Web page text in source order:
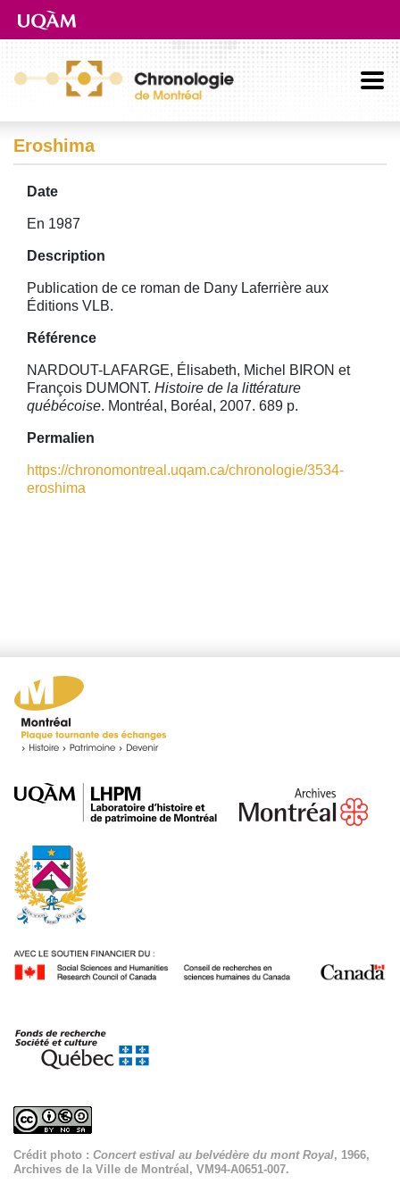
Aller directement au contenu principal
Eroshima
Date
En 1987
Description
Publication de ce roman de Dany Laferrière aux
Éditions VLB.
Référence
NARDOUT-LAFARGE, Élisabeth, Michel BIRON et
François DUMONT. Histoire de la littérature
québécoise. Montréal, Boréal, 2007. 689 p.
Permalien
https://chronomontreal.uqam.ca/chronologie/3534-
eroshima
Crédit photo : Concert estival au belvédère du mont Royal, 1966,
Archives de la Ville de Montréal, VM94-A0651-007.